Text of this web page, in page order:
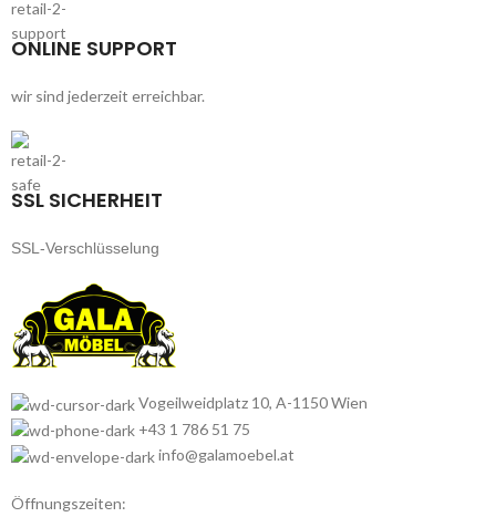
ONLINE SUPPORT
wir sind jederzeit erreichbar.
SSL SICHERHEIT
SSL-Verschlüsselung
Vogeilweidplatz 10, A-1150 Wien
+43 1 786 51 75
info@galamoebel.at
Öffnungszeiten: